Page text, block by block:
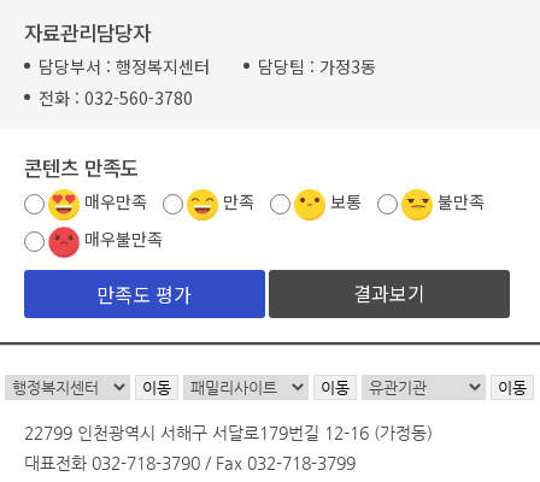
자료관리담당자
담당부서 : 행정복지센터 담당팀 : 가정3동
전화 : 032-560-3780
콘텐츠 만족도
매우만족 만족 보통
불만족
매우불만족
결과보기
22799 인천광역시 서해구 서달로179번길 12-16 (가정동)
대표전화 032-718-3790 / Fax 032-718-3799